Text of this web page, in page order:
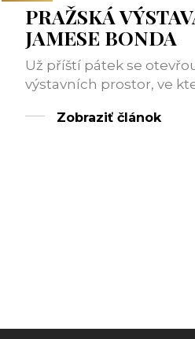
PRAŽSKÁ
JAMESE BONDA
Už příští pátek se
výstavních prostor, ve
Zobraziť článok